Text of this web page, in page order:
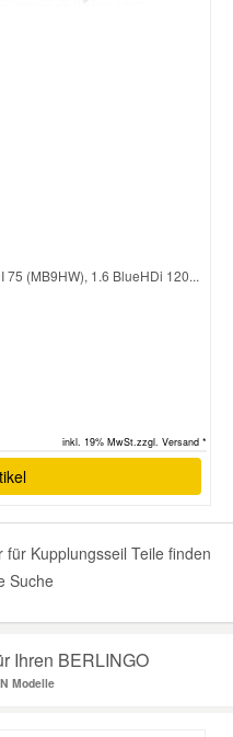
75 (MB9HW), 1.6 BlueHDi 120...
inkl. 19% MwSt.zzgl. Versand *
Kupplungsseil Teile finden
Suche
Ihren BERLINGO
Modelle